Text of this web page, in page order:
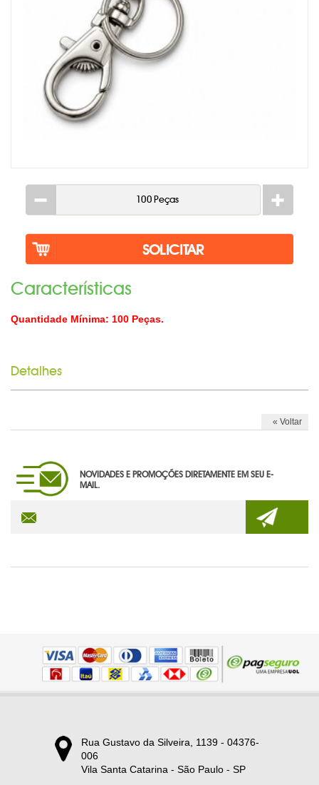
FOLHINHA PERSONALIZADA
KIDS & ESCOLAR
LACRE DE GARANTIA
LAPISEIRA E LÁPIS
LINHA FEMININA
MISTURADOR DE DRINK
MOCHILA TIPO SACOLA
MOUSE PAD PERSONALIZADO
SACOLA PLÁSTICA
TECNOLOGIA
Caracterí­sticas
Quantidade Mínima: 100 Peças.
Detalhes
« Voltar
NOVIDADES E PROMOÇÕES DIRETAMENTE EM SEU E-
MAIL.
Rua Gustavo da Silveira, 1139 - 04376-
006
Vila Santa Catarina - São Paulo - SP